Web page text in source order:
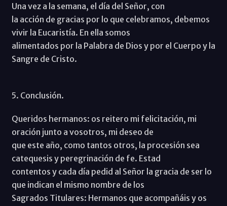
Una vez a la semana, el día del Señor, con
la acción de gracias por lo que celebramos, debemos
vivir la Eucaristía. En ella somos
alimentados por la Palabra de Dios y por el Cuerpo y la
Sangre de Cristo.
5. Conclusión.
Queridos hermanos: os reitero mi felicitación, mi
oración junto a vosotros, mi deseo de
que este año, como tantos otros, la procesión sea
catequesis y peregrinación de fe. Estad
contentos y cada día pedid al Señor la gracia de ser lo
que indican el mismo nombre de los
Sagrados Titulares: Hermanos que acompañáis y os